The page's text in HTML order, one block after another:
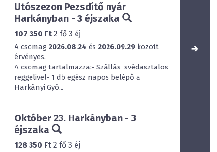
Utószezon Pezsdítő nyár
Harkányban - 3 éjszaka
107 350 Ft 2 fő 3 éj
A csomag 2026.08.24 és 2026.09.29 között
érvényes.
A csomag tartalmazza:- Szállás svédasztalos
reggelivel- 1 db egész napos belépő a
Harkányi Gyó...
Október 23. Harkányban - 3
éjszaka
128 350 Ft 2 fő 3 éj